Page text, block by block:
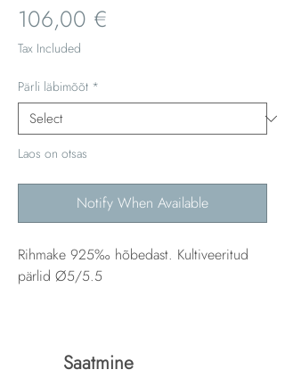
106,00 €
Tax Included
Pärli läbimõõt *
Laos on otsas
Notify When Available
Rihmake 925‰ hõbedast. Kultiveeritud
pärlid Ø5/5.5
Saatmine